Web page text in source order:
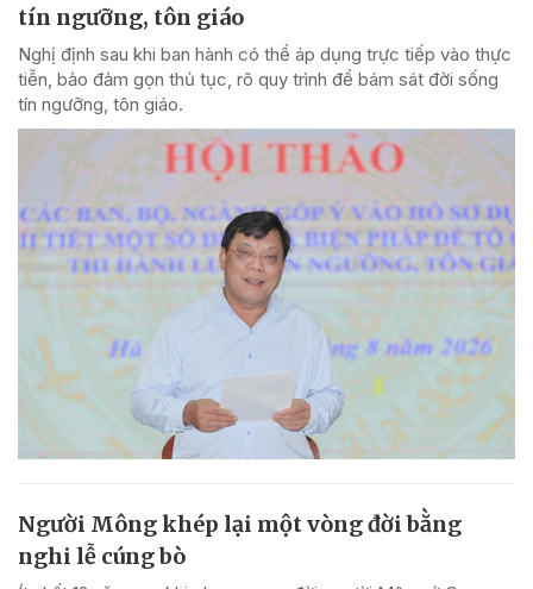
tín ngưỡng, tôn giáo
Nghị định sau khi ban hành có thể áp dụng trực tiếp vào thực
tiễn, bảo đảm gọn thủ tục, rõ quy trình để bám sát đời sống
tín ngưỡng, tôn giáo.
Người Mông khép lại một vòng đời bằng
nghi lễ cúng bò